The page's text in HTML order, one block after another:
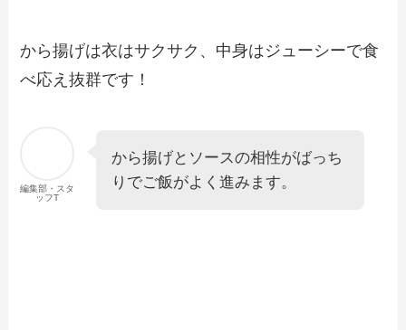
から揚げは衣はサクサク、中身はジューシーで食
べ応え抜群です！
編集部・スタ
ッフT
から揚げとソースの相性がばっち
りでご飯がよく進みます。